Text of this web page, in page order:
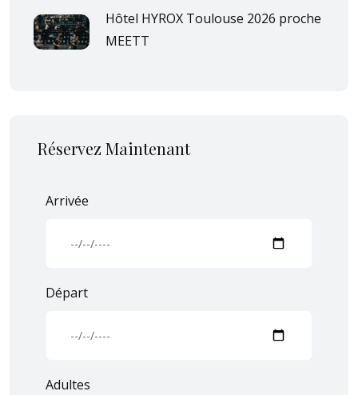
Hôtel HYROX Toulouse 2026 proche
MEETT
Réservez Maintenant
Arrivée
Départ
Adultes